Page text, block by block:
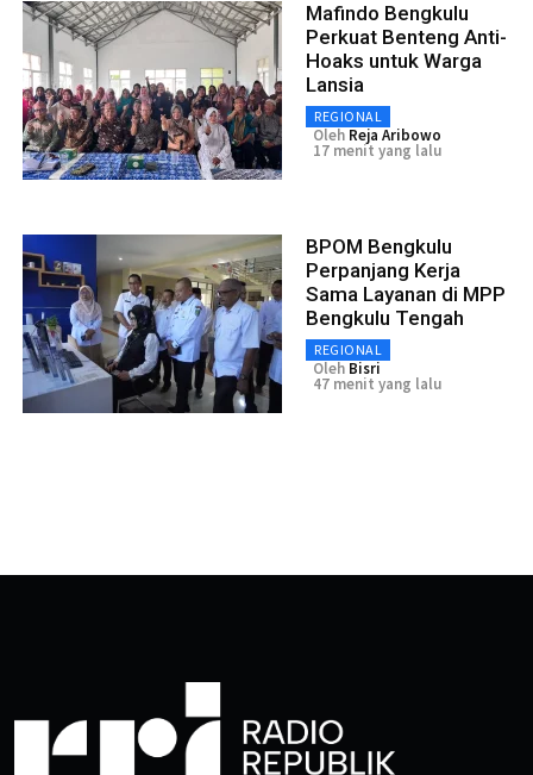
Mafindo Bengkulu
Perkuat Benteng Anti-
Hoaks untuk Warga
Lansia
REGIONAL
Oleh Reja Aribowo
17 menit yang lalu
BPOM Bengkulu
Perpanjang Kerja
Sama Layanan di MPP
Bengkulu Tengah
REGIONAL
Oleh Bisri
47 menit yang lalu